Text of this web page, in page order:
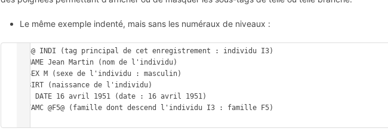
Le même exemple indenté, mais sans les numéraux de niveaux :
@I3@ INDI (tag principal de cet enregistrement : individu I3)